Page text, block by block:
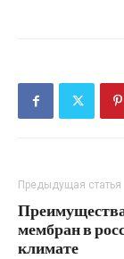
Предыдущая статья
мембран в
климате